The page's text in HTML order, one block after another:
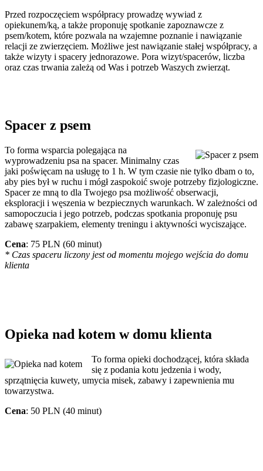
Przed rozpoczęciem współpracy prowadzę wywiad z
opiekunem/ką, a także proponuję spotkanie zapoznawcze z
psem/kotem, które pozwala na wzajemne poznanie i nawiązanie
relacji ze zwierzęciem. Możliwe jest nawiązanie stałej współpracy, a
także wizyty i spacery jednorazowe. Pora wizyt/spacerów, liczba
oraz czas trwania zależą od Was i potrzeb Waszych zwierząt.
Spacer z psem
To forma wsparcia polegająca na
wyprowadzeniu psa na spacer. Minimalny czas
jaki poświęcam na usługę to 1 h. W tym czasie nie tylko dbam o to,
aby pies był w ruchu i mógł zaspokoić swoje potrzeby fizjologiczne.
Spacer ze mną to dla Twojego psa możliwość obserwacji,
eksploracji i węszenia w bezpiecznych warunkach. W zależności od
samopoczucia i jego potrzeb, podczas spotkania proponuję psu
zabawę szarpakiem, elementy treningu i aktywności wyciszające.
Cena: 75 PLN (60 minut)
* Czas spaceru liczony jest od momentu mojego wejścia do domu
klienta
Opieka nad kotem w domu klienta
To forma opieki dochodzącej, która składa
się z podania kotu jedzenia i wody,
sprzątnięcia kuwety, umycia misek, zabawy i zapewnienia mu
towarzystwa.
Cena: 50 PLN (40 minut)